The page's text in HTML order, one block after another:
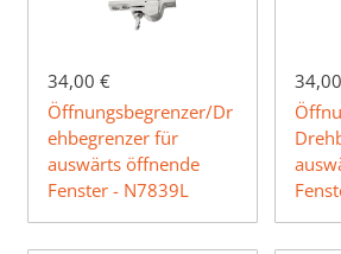
34,00 €
Öffnungsbegrenzer/Dr
ehbegrenzer für
auswärts öffnende
Fenster - N7839L